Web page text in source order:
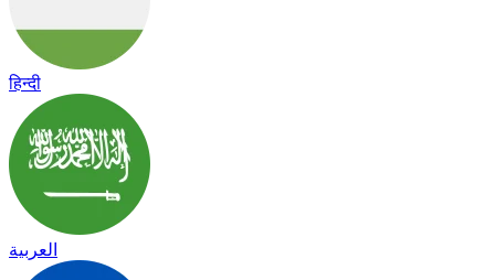
हिन्दी
العربية